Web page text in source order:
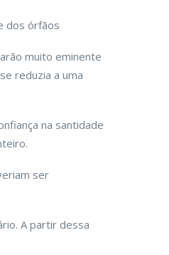
dos órfãos
muito eminente
reduzia a uma
na santidade
ser
A partir dessa